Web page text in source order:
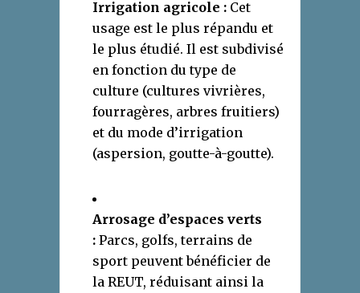
Irrigation agricole : Cet
usage est le plus répandu et
le plus étudié. Il est subdivisé
en fonction du type de
culture (cultures vivrières,
fourragères, arbres fruitiers)
et du mode d’irrigation
(aspersion, goutte-à-goutte).
Arrosage d’espaces verts
: Parcs, golfs, terrains de
sport peuvent bénéficier de
la REUT, réduisant ainsi la